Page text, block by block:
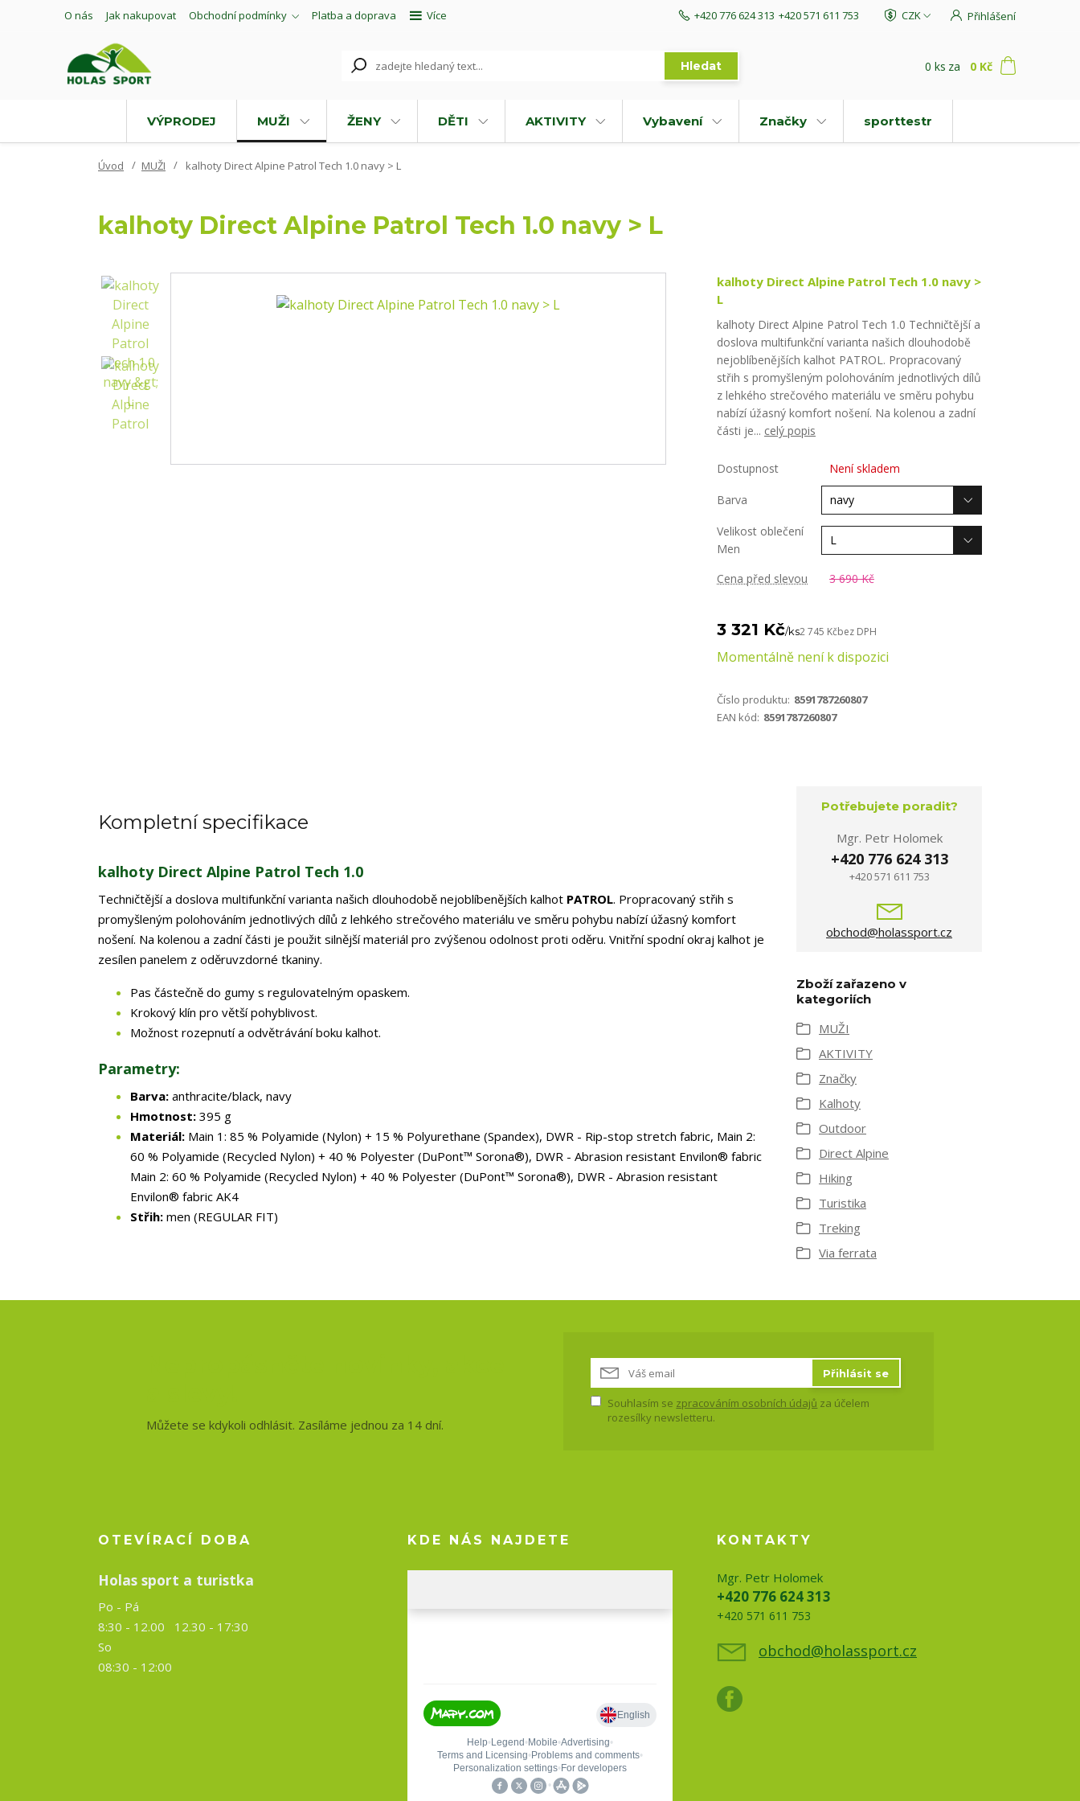
O nás Jak nakupovat Obchodní podmínky Platba a doprava Více CZK Přihlášení
Hledat
+420 776 624 313 +420 571 611 753
0 ks za 0 Kč
VÝPRODEJ MUŽI ŽENY DĚTI AKTIVITY Vybavení Značky sporttestr
Úvod MUŽI kalhoty Direct Alpine Patrol Tech 1.0 navy > L
kalhoty Direct Alpine Patrol Tech 1.0 navy > L
kalhoty Direct Alpine Patrol Tech 1.0 navy >
L
kalhoty Direct Alpine Patrol Tech 1.0 Techničtější a
doslova multifunkční varianta našich dlouhodobě
nejoblíbenějších kalhot PATROL. Propracovaný
střih s promyšleným polohováním jednotlivých dílů
z lehkého strečového materiálu ve směru pohybu
nabízí úžasný komfort nošení. Na kolenou a zadní
části je... celý popis
Dostupnost Není skladem
Barva
Velikost oblečení
Men
Cena před slevou
3 690 Kč
3 321 Kč/ks2 745 Kčbez DPH
Momentálně není k dispozici
Číslo produktu: 8591787260807
EAN kód: 8591787260807
Kompletní specifikace
kalhoty Direct Alpine Patrol Tech 1.0
Techničtější a doslova multifunkční varianta našich dlouhodobě nejoblíbenějších kalhot PATROL. Propracovaný střih s
promyšleným polohováním jednotlivých dílů z lehkého strečového materiálu ve směru pohybu nabízí úžasný komfort
nošení. Na kolenou a zadní části je použit silnější materiál pro zvýšenou odolnost proti oděru. Vnitřní spodní okraj kalhot je
zesílen panelem z oděruvzdorné tkaniny.
Pas částečně do gumy s regulovatelným opaskem.
Krokový klín pro větší pohyblivost.
Možnost rozepnutí a odvětrávání boku kalhot.
Parametry:
Barva: anthracite/black, navy
Hmotnost: 395 g
Materiál: Main 1: 85 % Polyamide (Nylon) + 15 % Polyurethane (Spandex), DWR - Rip-stop stretch fabric, Main 2:
60 % Polyamide (Recycled Nylon) + 40 % Polyester (DuPont™ Sorona®), DWR - Abrasion resistant Envilon® fabric
Main 2: 60 % Polyamide (Recycled Nylon) + 40 % Polyester (DuPont™ Sorona®), DWR - Abrasion resistant
Envilon® fabric AK4
Střih: men (REGULAR FIT)
Potřebujete poradit?
Mgr. Petr Holomek
+420 776 624 313
+420 571 611 753
obchod@holassport.cz
Zboží zařazeno v
kategoriích
MUŽI
AKTIVITY
Značky
Kalhoty
Outdoor
Direct Alpine
Hiking
Turistika
Treking
Via ferrata
Můžete se kdykoli odhlásit. Zasíláme jednou za 14 dní.
Přihlásit se
Souhlasím se zpracováním osobních údajů za účelem
rozesílky newsletteru.
OTEVÍRACÍ DOBA
Holas sport a turistka
Po - Pá
8:30 - 12.00 12.30 - 17:30
So
08:30 - 12:00
KDE NÁS NAJDETE KONTAKTY
Mgr. Petr Holomek
+420 776 624 313
+420 571 611 753
obchod@holassport.cz